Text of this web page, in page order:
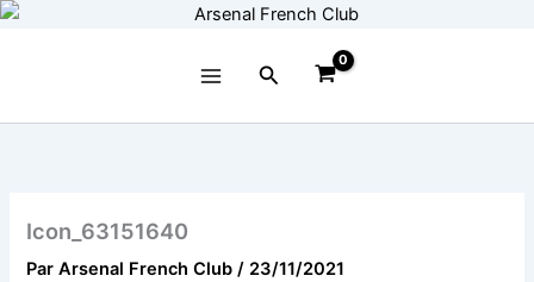
Aller
Rechercher
Icon_63151640
ParArsenal French Club/ 23/11/2021